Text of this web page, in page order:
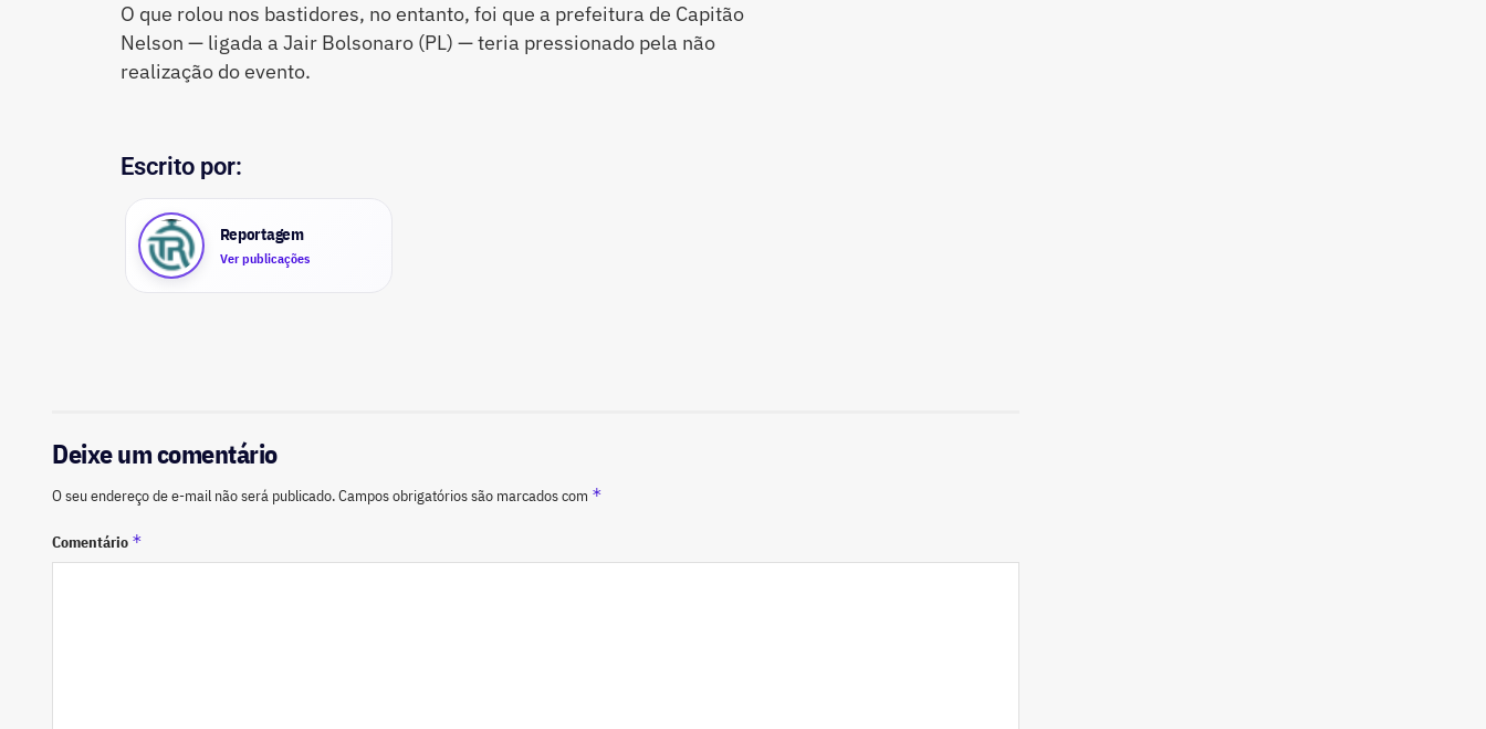
O que rolou nos bastidores, no entanto, foi que a prefeitura de Capitão
Nelson — ligada a Jair Bolsonaro (PL) — teria pressionado pela não
realização do evento.
Escrito por:
Reportagem
Ver publicações
Deixe um comentário
O seu endereço de e-mail não será publicado.Campos obrigatórios são marcados com *
Comentário *